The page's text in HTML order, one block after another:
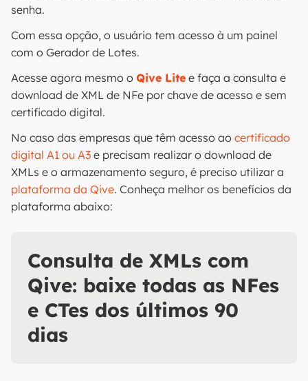
senha.
Com essa opção, o usuário tem acesso à um painel
com o Gerador de Lotes.
Acesse agora mesmo o Qive Lite e faça a consulta e
download de XML de NFe por chave de acesso e sem
certificado digital.
No caso das empresas que têm acesso ao certificado
digital A1 ou A3 e precisam realizar o download de
XMLs e o armazenamento seguro, é preciso utilizar a
plataforma da Qive. Conheça melhor os benefícios da
plataforma abaixo:
Consulta de XMLs com
Qive: baixe todas as NFes
e CTes dos últimos 90
dias